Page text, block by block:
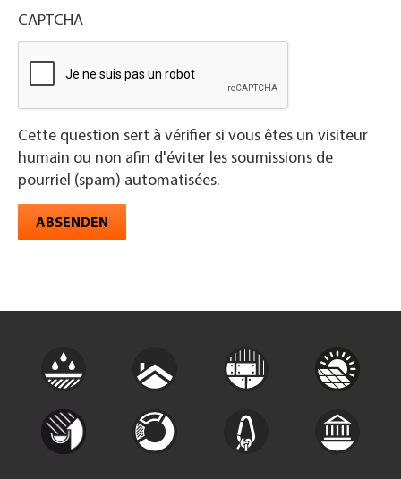
CAPTCHA
Cette question sert à vérifier si vous êtes un visiteur
humain ou non afin d'éviter les soumissions de
pourriel (spam) automatisées.
ABSENDEN